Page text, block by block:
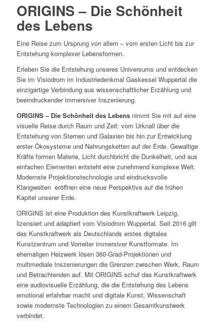
ORIGINS – Die Schönheit
des Lebens
Eine Reise zum Ursprung von allem – vom ersten Licht bis zur
Entstehung komplexer Lebensformen.
Erleben Sie die Entstehung unseres Universums und entdecken
Sie im Visiodrom im Industriedenkmal Gaskessel Wuppertal die
einzigartige Verbindung aus wissenschaftlicher Erzählung und
beeindruckender immersiver Inszenierung.
ORIGINS – Die Schönheit des Lebensnimmt Sie mit auf eine
visuelle Reise durch Raum und Zeit: vom Urknall über die
Entstehung von Sternen und Galaxien bis hin zur Entwicklung
erster Ökosysteme und Nahrungsketten auf der Erde. Gewaltige
Kräfte formen Materie, Licht durchbricht die Dunkelheit, und aus
einfachen Elementen entsteht eine zunehmend komplexe Welt.
Modernste Projektionstechnologie und eindrucksvolle
Klangwelten eröffnen eine neue Perspektive auf die frühen
Kapitel unserer Erde.
ORIGINS ist eine Produktion des Kunstkraftwerk Leipzig,
lizensiert und adaptiert vom Visiodrom Wuppertal. Seit 2016 gilt
das Kunstkraftwerk als Deutschlands erstes digitales
Kunstzentrum und Vorreiter immersiver Kunstformate. Im
ehemaligen Heizwerk lösen 360-Grad-Projektionen und
multimediale Inszenierungen die Grenzen zwischen Werk, Raum
und Betrachtenden auf. Mit ORIGINS schuf das Kunstkraftwerk
eine audiovisuelle Erzählung, die die Entstehung des Lebens
emotional erfahrbar macht und digitale Kunst, Wissenschaft
sowie modernste Technologien zu einem Gesamtkunstwerk
verbindet.